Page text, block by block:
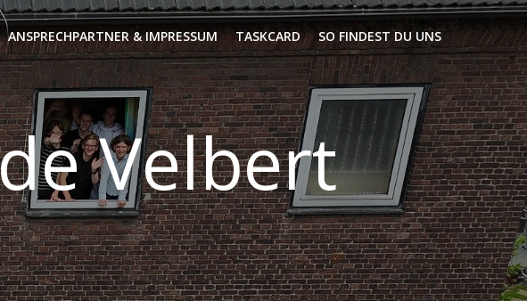
ANSPRECHPARTNER & IMPRESSUM TASKCARD SO FINDEST DU UNS
Velbert